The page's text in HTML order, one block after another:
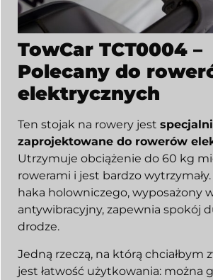
TowCar TCT0004 –
Polecany do
elektrycznych
Ten stojak na rowery jest
zaprojektowane do rowerów
Utrzymuje obciążenie do 60 kg
rowerami i jest bardzo
haka holowniczego, wyposażony
antywibracyjny, zapewnia spokój
drodze.
Jedną rzeczą, na którą chciałbym
jest łatwość użytkowania: można